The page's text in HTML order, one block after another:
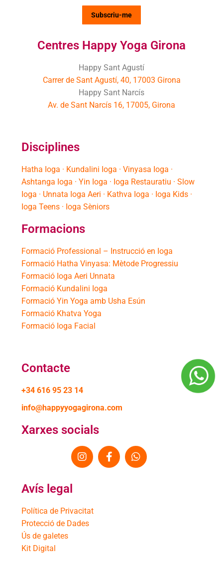
Centres Happy Yoga Girona
Happy Sant Agustí
Carrer de Sant Agustí, 40, 17003 Girona
Happy Sant Narcís
Av. de Sant Narcís 16, 17005, Girona
Disciplines
Hatha Ioga · Kundalini Ioga · Vinyasa Ioga ·
Ashtanga Ioga · Yin Ioga · Ioga Restauratiu · Slow
Ioga · Unnata Ioga Aeri · Kathva Ioga · Ioga Kids ·
Ioga Teens · Ioga Sèniors
Formacions
Formació Professional – Instrucció en Ioga
Formació Hatha Vinyasa: Mètode Progressiu
Formació Ioga Aeri Unnata
Formació Kundalini Ioga
Formació Yin Yoga amb Usha Esún
Formació Khatva Yoga
Formació Ioga Facial
Contacte
+34 616 95 23 14
info@happyyogagirona.com
Xarxes socials
Avís legal
Política de Privacitat
Protecció de Dades
Ús de galetes
Kit Digital